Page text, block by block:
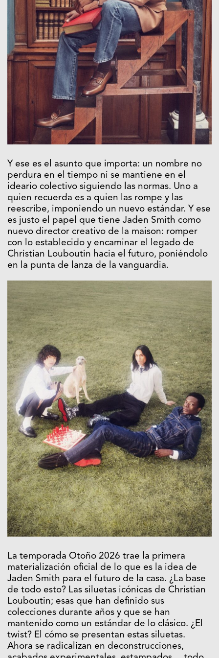
Y ese es el asunto que importa: un nombre no
perdura en el tiempo ni se mantiene en el
ideario colectivo siguiendo las normas. Uno a
quien recuerda es a quien las rompe y las
reescribe, imponiendo un nuevo estándar. Y ese
es justo el papel que tiene Jaden Smith como
nuevo director creativo de la maison: romper
con lo establecido y encaminar el legado de
Christian Louboutin hacia el futuro, poniéndolo
en la punta de lanza de la vanguardia.
La temporada Otoño 2026 trae la primera
materialización oficial de lo que es la idea de
Jaden Smith para el futuro de la casa. ¿La base
de todo esto? Las siluetas icónicas de Christian
Louboutin; esas que han definido sus
colecciones durante años y que se han
mantenido como un estándar de lo clásico. ¿El
twist? El cómo se presentan estas siluetas.
Ahora se radicalizan en deconstrucciones,